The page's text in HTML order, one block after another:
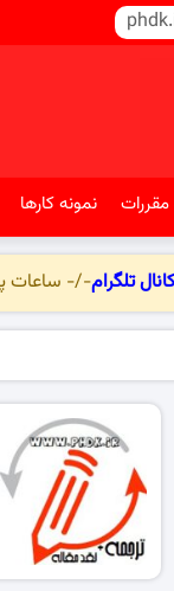
مقررات نمونه کارها
کانال تلگرام-/- ساعات